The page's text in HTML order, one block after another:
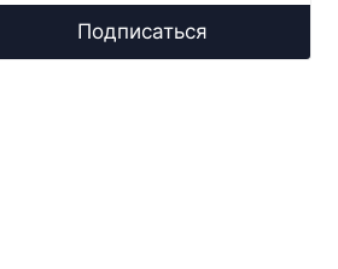
Подписаться